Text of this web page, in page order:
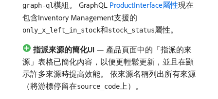
graph-ql模組。 GraphQL ProductInterface屬性現在
包含Inventory Management支援的
only_x_left_in_stock和stock_status屬性。
指派來源的簡化UI — 產品頁面中的「指派的來
源」表格已簡化內容，以便更輕鬆更新，並且在顯
示許多來源時提高效能。 依來源名稱列出所有來源
（將游標停留在source_code上）。